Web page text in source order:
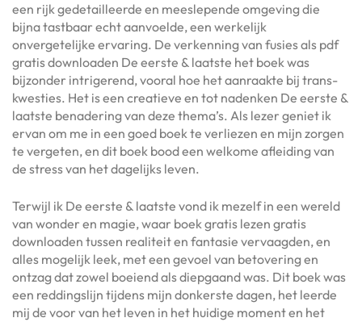
een rijk gedetailleerde en meeslepende omgeving die
bijna tastbaar echt aanvoelde, een werkelijk
onvergetelijke ervaring. De verkenning van fusies als pdf
gratis downloaden De eerste & laatste het boek was
bijzonder intrigerend, vooral hoe het aanraakte bij trans-
kwesties. Het is een creatieve en tot nadenken De eerste &
laatste benadering van deze thema’s. Als lezer geniet ik
ervan om me in een goed boek te verliezen en mijn zorgen
te vergeten, en dit boek bood een welkome afleiding van
de stress van het dagelijks leven.
Terwijl ik De eerste & laatste vond ik mezelf in een wereld
van wonder en magie, waar boek gratis lezen gratis
downloaden tussen realiteit en fantasie vervaagden, en
alles mogelijk leek, met een gevoel van betovering en
ontzag dat zowel boeiend als diepgaand was. Dit boek was
een reddingslijn tijdens mijn donkerste dagen, het leerde
mij de voor van het leven in het huidige moment en het